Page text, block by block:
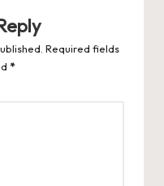
Required fields
*